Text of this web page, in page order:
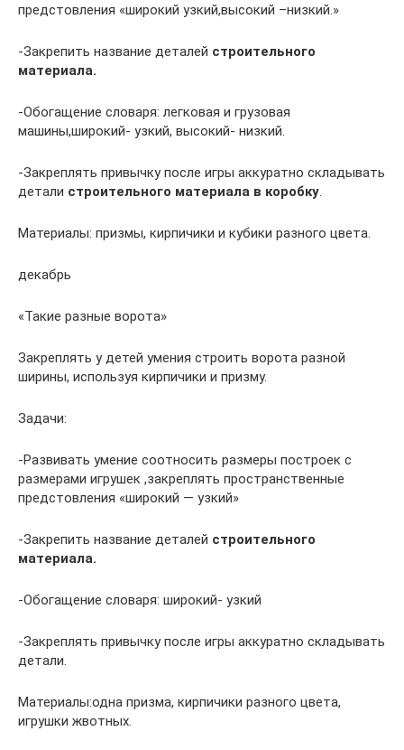
предстовления «широкий узкий,высокий –низкий.»
-Закрепить название деталей строительного
материала.
-Обогащение словаря: легковая и грузовая
машины,широкий- узкий, высокий- низкий.
-Закреплять привычку после игры аккуратно складывать
детали строительного материала в коробку.
Материалы: призмы, кирпичики и кубики разного цвета.
декабрь
«Такие разные ворота»
Закреплять у детей умения строить ворота разной
ширины, используя кирпичики и призму.
Задачи:
-Развивать умение соотносить размеры построек с
размерами игрушек ,закреплять пространственные
предстовления «широкий — узкий»
-Закрепить название деталей строительного
материала.
-Обогащение словаря: широкий- узкий
-Закреплять привычку после игры аккуратно складывать
детали.
Материалы:одна призма, кирпичики разного цвета,
игрушки жвотных.